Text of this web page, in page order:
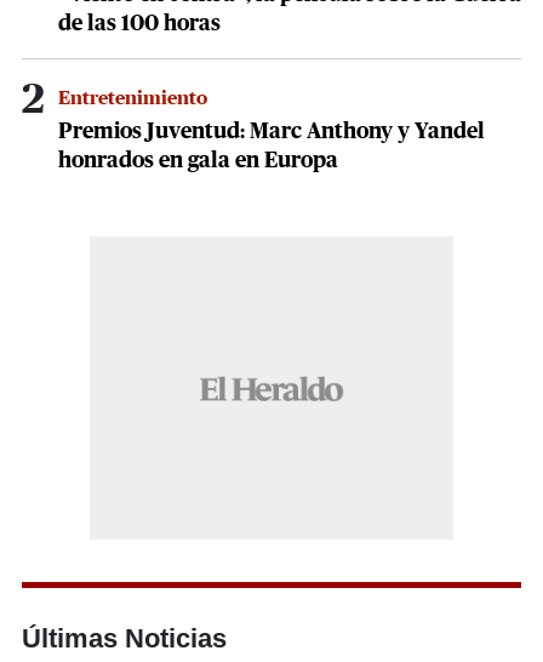
de las 100 horas
2 Entretenimiento
Premios Juventud: Marc Anthony y Yandel
honrados en gala en Europa
Últimas Noticias